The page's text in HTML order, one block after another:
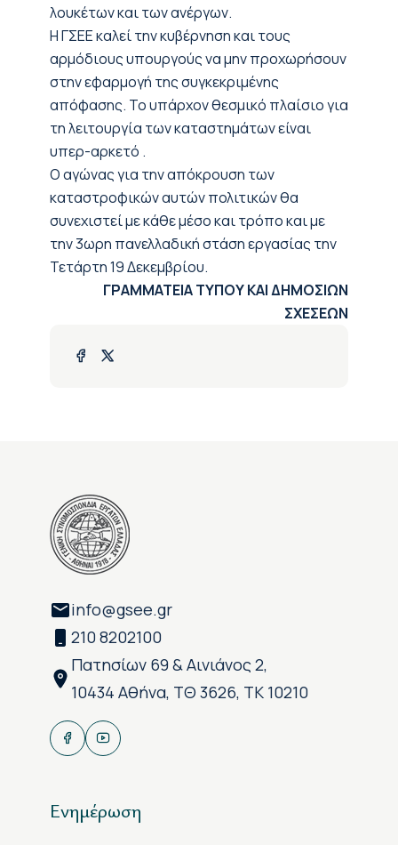
λουκέτων και των ανέργων.
Η ΓΣΕΕ καλεί την κυβέρνηση και τους
αρμόδιους υπουργούς να μην προχωρήσουν
στην εφαρμογή της συγκεκριμένης
απόφασης. Το υπάρχον θεσμικό πλαίσιο για
τη λειτουργία των καταστημάτων είναι
υπερ-αρκετό .
Ο αγώνας για την απόκρουση των
καταστροφικών αυτών πολιτικών θα
συνεχιστεί με κάθε μέσο και τρόπο και με
την 3ωρη πανελλαδική στάση εργασίας την
Τετάρτη 19 Δεκεμβρίου.
ΓΡΑΜΜΑΤΕΙΑ ΤΥΠΟΥ ΚΑΙ ΔΗΜΟΣΙΩΝ
ΣΧΕΣΕΩΝ
info@gsee.gr
210 8202100
Πατησίων 69 & Αινιάνος 2,
10434 Αθήνα, ΤΘ 3626, ΤΚ 10210
Ενημέρωση